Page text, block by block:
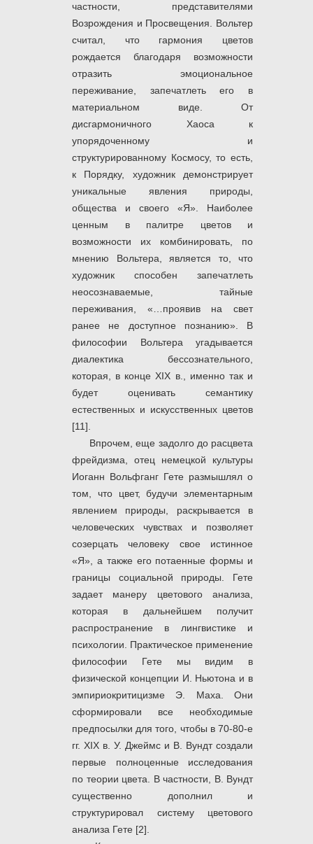
частности, представителями
Возрождения и Просвещения. Вольтер
считал, что гармония цветов
рождается благодаря возможности
отразить эмоциональное
переживание, запечатлеть его в
материальном виде. От
дисгармоничного Хаоса к
упорядоченному и
структурированному Космосу, то есть,
к Порядку, художник демонстрирует
уникальные явления природы,
общества и своего «Я». Наиболее
ценным в палитре цветов и
возможности их комбинировать, по
мнению Вольтера, является то, что
художник способен запечатлеть
неосознаваемые, тайные
переживания, «…проявив на свет
ранее не доступное познанию». В
философии Вольтера угадывается
диалектика бессознательного,
которая, в конце XIX в., именно так и
будет оценивать семантику
естественных и искусственных цветов
[11].
Впрочем, еще задолго до расцвета
фрейдизма, отец немецкой культуры
Иоганн Вольфганг Гете размышлял о
том, что цвет, будучи элементарным
явлением природы, раскрывается в
человеческих чувствах и позволяет
созерцать человеку свое истинное
«Я», а также его потаенные формы и
границы социальной природы. Гете
задает манеру цветового анализа,
которая в дальнейшем получит
распространение в лингвистике и
психологии. Практическое применение
философии Гете мы видим в
физической концепции И. Ньютона и в
эмпириокритицизме Э. Маха. Они
сформировали все необходимые
предпосылки для того, чтобы в 70-80-е
гг. XIX в. У. Джеймс и В. Вундт создали
первые полноценные исследования
по теории цвета. В частности, В. Вундт
существенно дополнил и
структурировал систему цветового
анализа Гете [2].